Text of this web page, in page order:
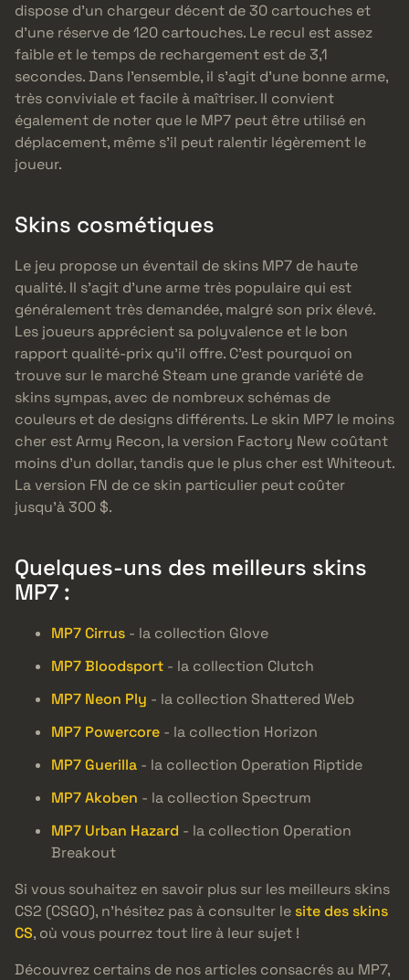
dispose d’un chargeur décent de 30 cartouches et
d’une réserve de 120 cartouches. Le recul est assez
faible et le temps de rechargement est de 3,1
secondes. Dans l’ensemble, il s’agit d’une bonne arme,
très conviviale et facile à maîtriser. Il convient
également de noter que le MP7 peut être utilisé en
déplacement, même s’il peut ralentir légèrement le
joueur.
Skins cosmétiques
Le jeu propose un éventail de skins MP7 de haute
qualité. Il s’agit d’une arme très populaire qui est
généralement très demandée, malgré son prix élevé.
Les joueurs apprécient sa polyvalence et le bon
rapport qualité-prix qu’il offre. C’est pourquoi on
trouve sur le marché Steam une grande variété de
skins sympas, avec de nombreux schémas de
couleurs et de designs différents. Le skin MP7 le moins
cher est Army Recon, la version Factory New coûtant
moins d’un dollar, tandis que le plus cher est Whiteout.
La version FN de ce skin particulier peut coûter
jusqu’à 300 $.
Quelques-uns des meilleurs skins
MP7 :
MP7 Cirrus - la collection Glove
MP7 Bloodsport - la collection Clutch
MP7 Neon Ply - la collection Shattered Web
MP7 Powercore - la collection Horizon
MP7 Guerilla - la collection Operation Riptide
MP7 Akoben - la collection Spectrum
MP7 Urban Hazard - la collection Operation
Breakout
Si vous souhaitez en savoir plus sur les meilleurs skins
CS2 (CSGO), n’hésitez pas à consulter le site des skins
CS, où vous pourrez tout lire à leur sujet !
Découvrez certains de nos articles consacrés au MP7,